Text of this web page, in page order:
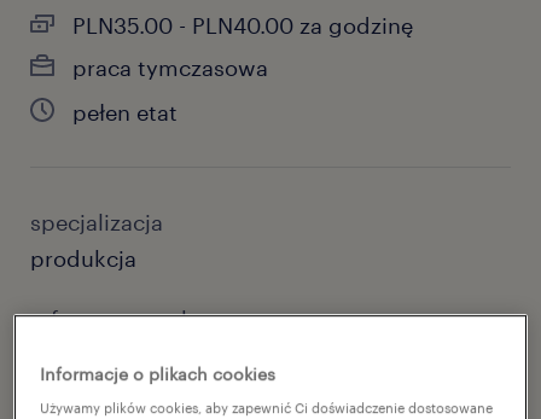
PLN35.00 - PLN40.00 za godzinę
praca tymczasowa
pełen etat
specjalizacja
produkcja
reference number
Informacje o plikach cookies
Używamy plików cookies, aby zapewnić Ci doświadczenie dostosowane